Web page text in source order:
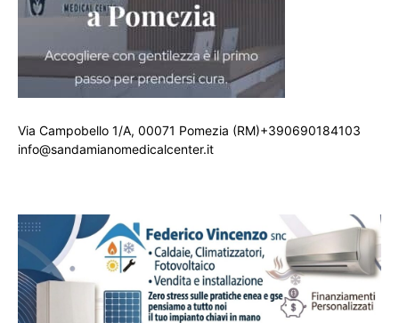
Via Campobello 1/A, 00071 Pomezia (RM)+390690184103
info@sandamianomedicalcenter.it